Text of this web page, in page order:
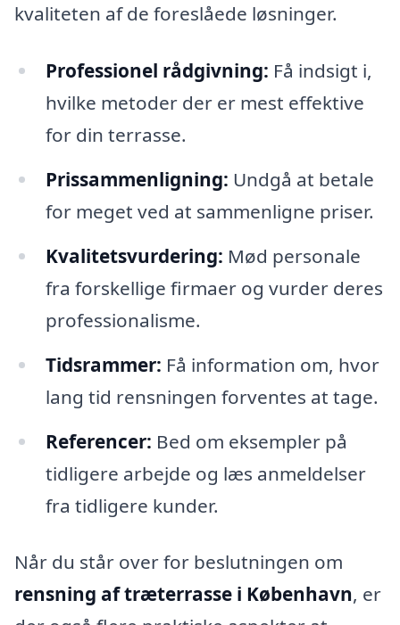
kvaliteten af de foreslåede løsninger.
Professionel rådgivning: Få indsigt i,
hvilke metoder der er mest effektive
for din terrasse.
Prissammenligning: Undgå at betale
for meget ved at sammenligne priser.
Kvalitetsvurdering: Mød personale
fra forskellige firmaer og vurder deres
professionalisme.
Tidsrammer: Få information om, hvor
lang tid rensningen forventes at tage.
Referencer: Bed om eksempler på
tidligere arbejde og læs anmeldelser
fra tidligere kunder.
Når du står over for beslutningen om
rensning af træterrasse i København, er